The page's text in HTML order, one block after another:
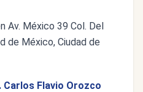
Av. México 39 Col. Del
de México, Ciudad de
Flavio Orozco